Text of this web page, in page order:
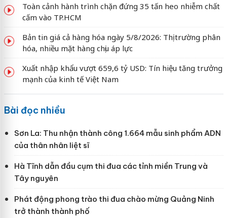
Toàn cảnh hành trình chặn đứng 35 tấn heo nhiễm chất
cấm vào TP.HCM
Bản tin giá cả hàng hóa ngày 5/8/2026: Thị trường phân
hóa, nhiều mặt hàng chịu áp lực
Xuất nhập khẩu vượt 659,6 tỷ USD: Tín hiệu tăng trưởng
mạnh của kinh tế Việt Nam
Bài đọc nhiều
Sơn La: Thu nhận thành công 1.664 mẫu sinh phẩm ADN
của thân nhân liệt sĩ
Hà Tĩnh dẫn đầu cụm thi đua các tỉnh miền Trung và
Tây nguyên
Phát động phong trào thi đua chào mừng Quảng Ninh
trở thành thành phố